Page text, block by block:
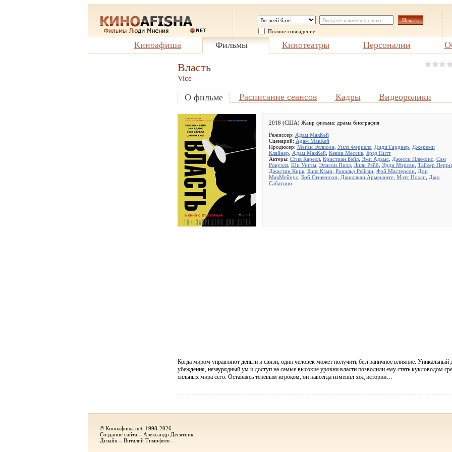
Полное совпадение
Киноафиша Фильмы Кинотеатры Персоналии
Власть
Vice
О фильме Расписание сеансов Кадры Видеоролики
2018 (США) Жанр фильма: драма биография
Режиссер: Адам МакКей
Сценарий: Адам МакКей
Продюсер: Меган Эллисон, Уилл Феррелл, Диди Гарднер
Джереми
Клайнер
Адам МакКей, Кевин Мессик, Брэд Питт
Актеры: Стив Карелл, Кристиан Бэйл, Эми Адамс, Джесси Племонс, Сэм
Рокуэлл, Ши Уигэм, Элисон Пилл, Лили Рэйб, Эдди Мэрсен, Тайлер Перри,
Джастин Кирк, Билл Кэмп, Рональд Рейган, Фэй Мастерсон, Дон
МакМейнус, Боб Стивенсон, Джиллиан Арменанте, Мэтт Нолан, Джо
Сабатино
Когда миром управляют деньги и связи, один человек может получить безграничное влияние. Уникальный
убеждения, незаурядный ум и доступ на самые высокие уровни власти позволили ему стать кукловодом
сильных мира сего. Оставаясь теневым игроком, он навсегда изменил ход истории…
© Киноафиша.net, 1998-2026
Создание сайта – Александр Десятник
Дизайн – Виталий Тимофеев